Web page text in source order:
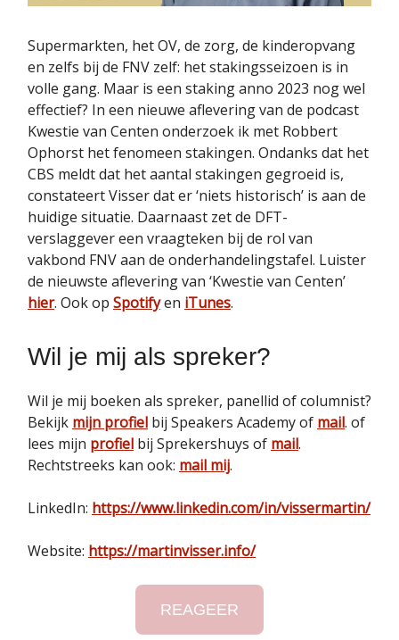
Supermarkten, het OV, de zorg, de kinderopvang
en zelfs bij de FNV zelf: het stakingsseizoen is in
volle gang. Maar is een staking anno 2023 nog wel
effectief? In een nieuwe aflevering van de podcast
Kwestie van Centen onderzoek ik met Robbert
Ophorst het fenomeen stakingen. Ondanks dat het
CBS meldt dat het aantal stakingen gegroeid is,
constateert Visser dat er ‘niets historisch’ is aan de
huidige situatie. Daarnaast zet de DFT-
verslaggever een vraagteken bij de rol van
vakbond FNV aan de onderhandelingstafel. Luister
de nieuwste aflevering van ‘Kwestie van Centen’
hier. Ook op Spotifyen iTunes.
Wil je mij als spreker?
Wil je mij boeken als spreker, panellid of columnist?
Bekijk mijn profiel bij Speakers Academy of mail. of
lees mijn profiel bij Sprekershuys of mail.
Rechtstreeks kan ook: mail mij.
LinkedIn: https://www.linkedin.com/in/vissermartin/
Website: https://martinvisser.info/
REAGEER